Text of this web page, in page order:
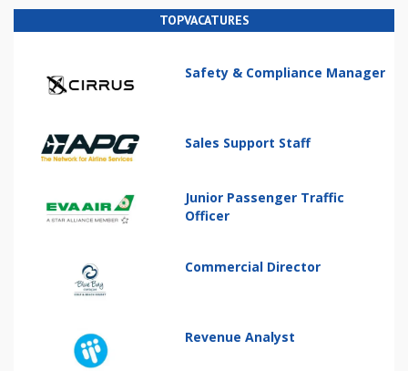
TOPVACATURES
Safety & Compliance Manager
Sales Support Staff
Junior Passenger Traffic
Officer
Commercial Director
Revenue Analyst